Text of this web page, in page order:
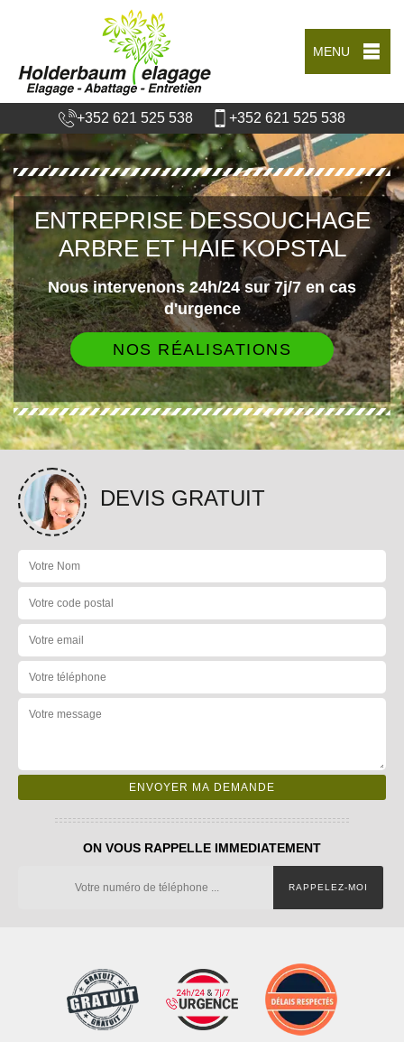
MENU
+352 621 525 538 +352 621 525 538
ENTREPRISE DESSOUCHAGE
ARBRE ET HAIE KOPSTAL
Nous intervenons 24h/24 sur 7j/7 en cas
d'urgence
NOS RÉALISATIONS
DEVIS GRATUIT
ON VOUS RAPPELLE IMMEDIATEMENT